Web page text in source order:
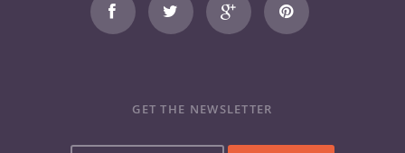
GET THE NEWSLETTER
Your